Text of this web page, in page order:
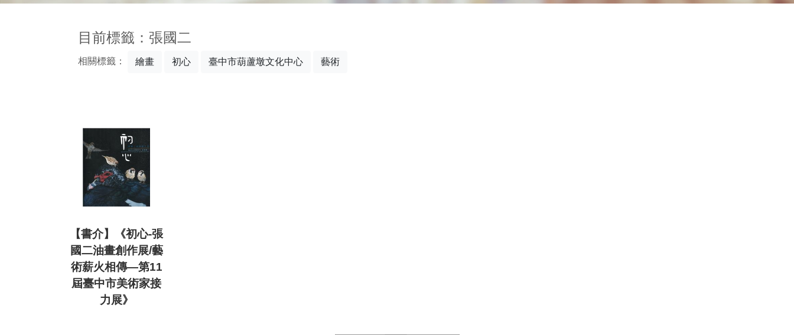
目前標籤：張國二
相關標籤： 繪畫 初心 臺中市葫蘆墩文化中心 藝術
【書介】《初心-張
國二油畫創作展/藝
術薪火相傳—第11
屆臺中市美術家接
力展》